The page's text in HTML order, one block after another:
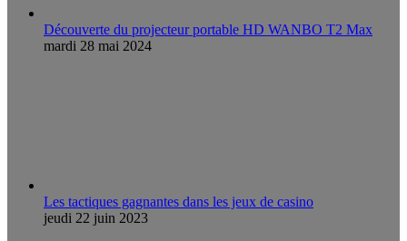
Découverte du projecteur portable HD WANBO T2 Max
mardi 28 mai 2024
Les tactiques gagnantes dans les jeux de casino
jeudi 22 juin 2023